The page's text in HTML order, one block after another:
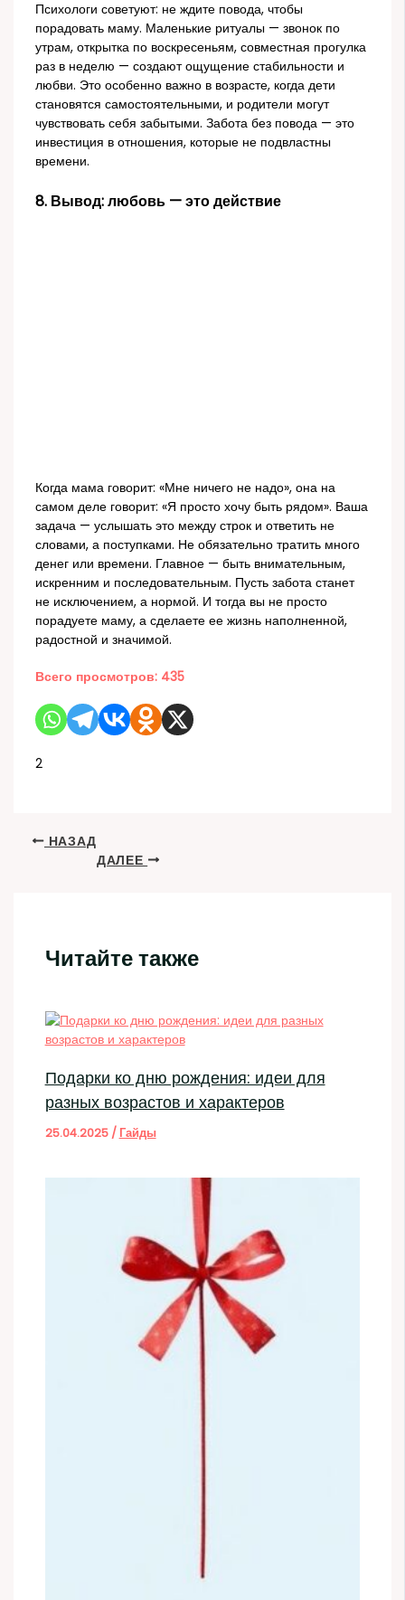
Психологи советуют: не ждите повода, чтобы
порадовать маму. Маленькие ритуалы — звонок по
утрам, открытка по воскресеньям, совместная прогулка
раз в неделю — создают ощущение стабильности и
любви. Это особенно важно в возрасте, когда дети
становятся самостоятельными, и родители могут
чувствовать себя забытыми. Забота без повода — это
инвестиция в отношения, которые не подвластны
времени.
8. Вывод: любовь — это действие
Когда мама говорит: «Мне ничего не надо», она на
самом деле говорит: «Я просто хочу быть рядом». Ваша
задача — услышать это между строк и ответить не
словами, а поступками. Не обязательно тратить много
денег или времени. Главное — быть внимательным,
искренним и последовательным. Пусть забота станет
не исключением, а нормой. И тогда вы не просто
порадуете маму, а сделаете ее жизнь наполненной,
радостной и значимой.
Всего просмотров: 435
2
НАЗАД
ДАЛЕЕ
Читайте также
Подарки ко дню рождения: идеи для
разных возрастов и характеров
25.04.2025 / Гайды